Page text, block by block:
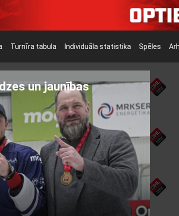
Turnīra tabula Individuāla statistika Spēles
un jaunības